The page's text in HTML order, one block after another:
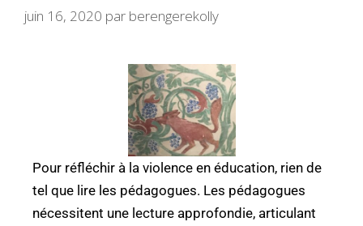
juin 16, 2020 par berengerekolly
Pour réfléchir à la violence en éducation, rien de
tel que lire les pédagogues. Les pédagogues
nécessitent une lecture approfondie, articulant